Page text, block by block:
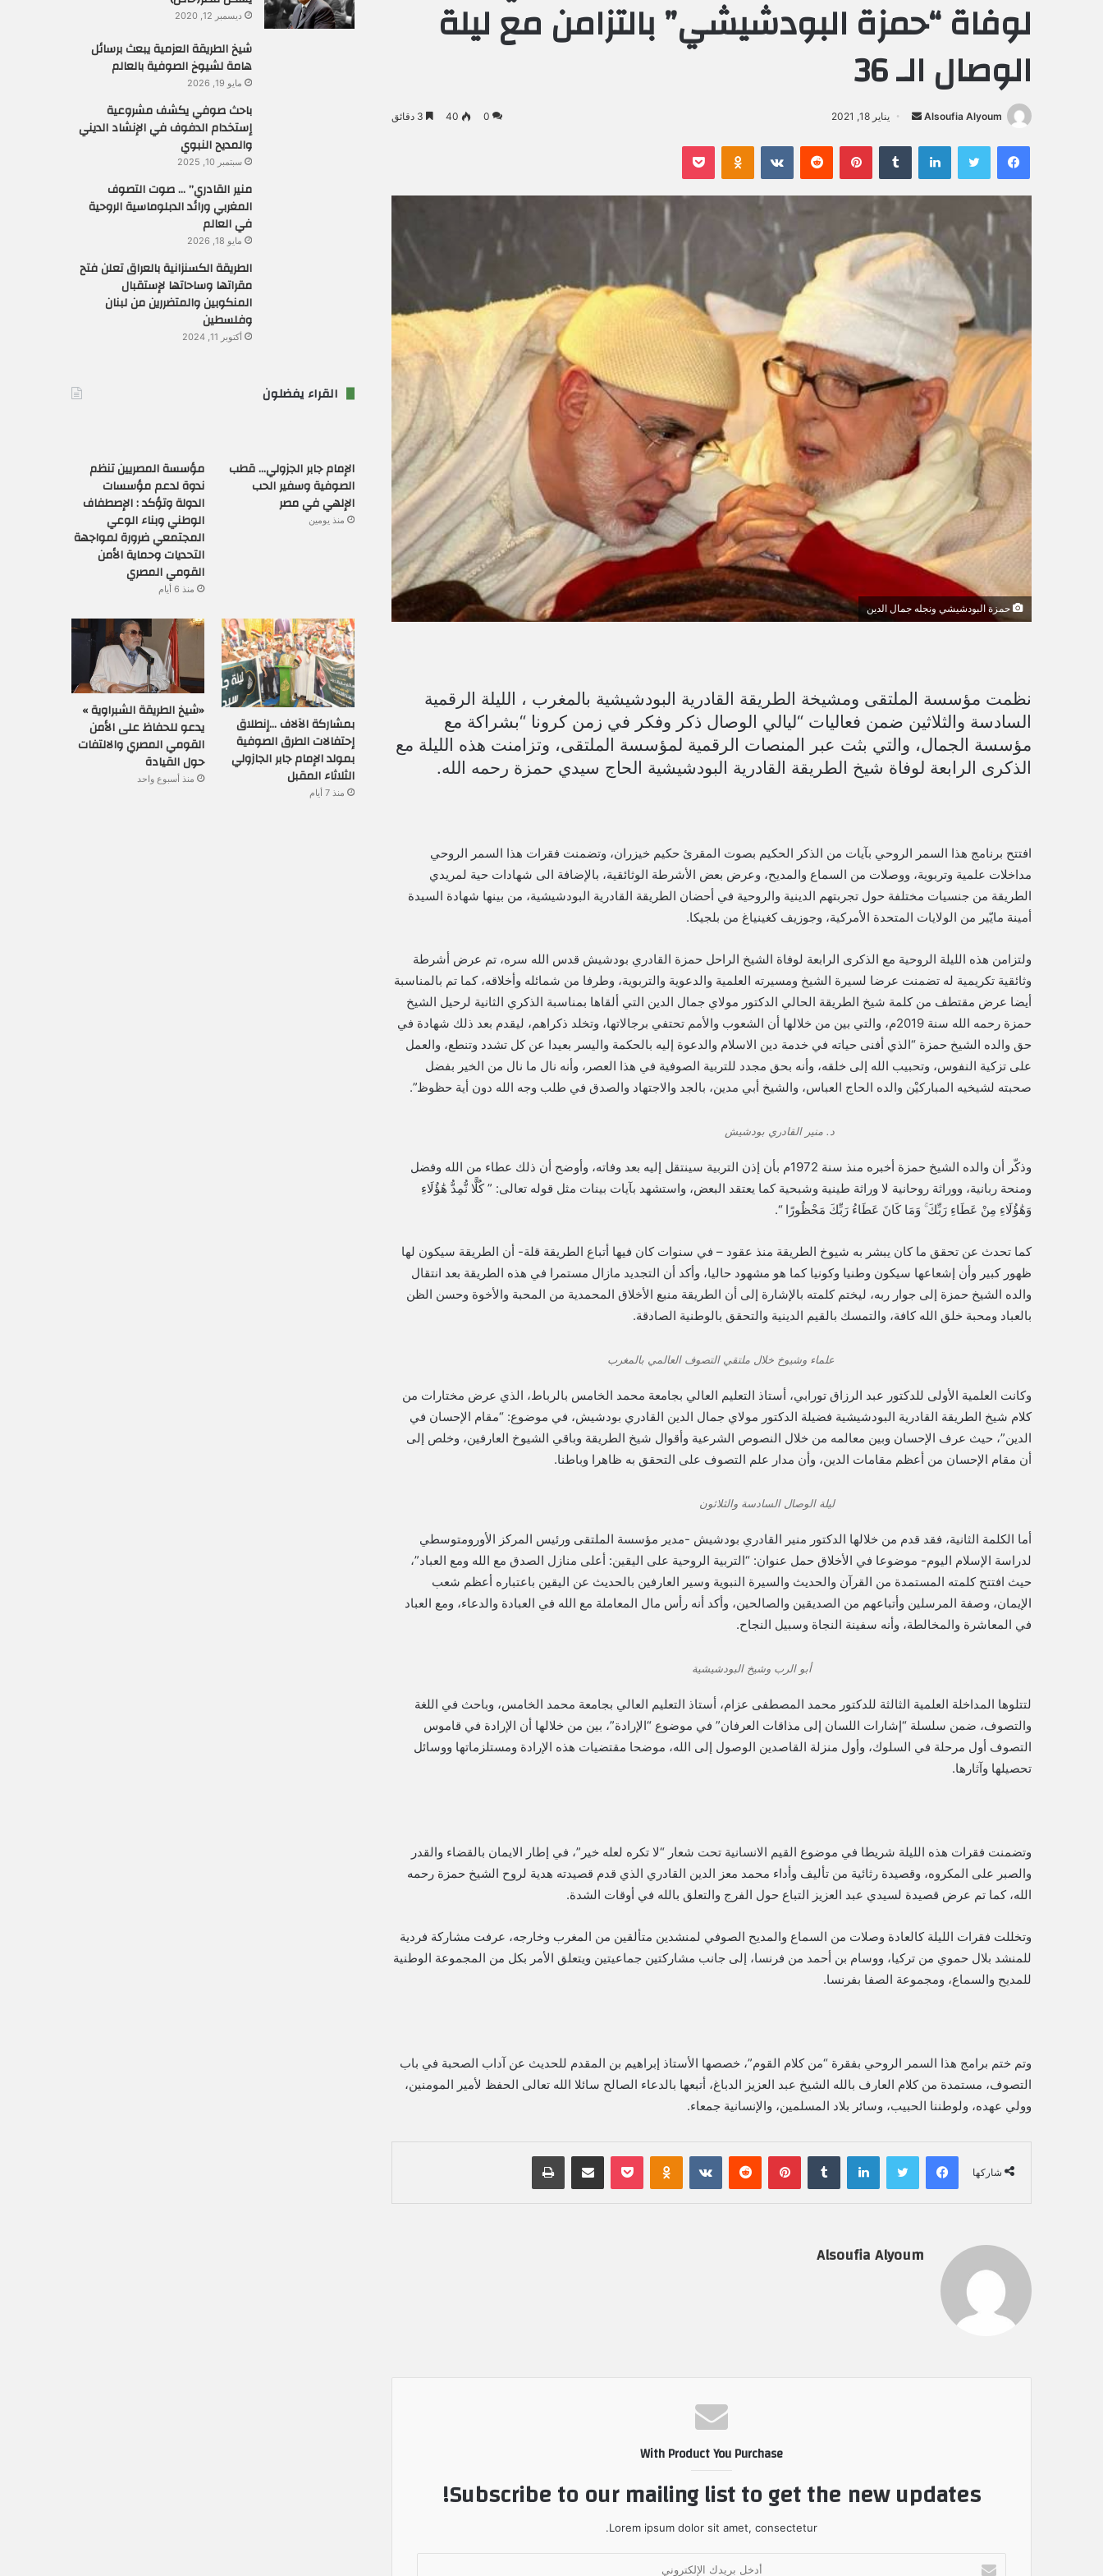
لوفاة “حمزة البودشيشي” بالتزامن مع ليلة
الوصال الـ 36
Alsoufia Alyoum
ل
ب
ي
إ
ك
ر
ا
يناير 18, 2021 0
40
فيسبوك لينكدإن بينتيريست
حمزة البودشيشي ونجله جمال الدين
نظمت مؤسسة الملتقى ومشيخة الطريقة القادرية البودشيشية بالمغرب ، الليلة الرقمية
السادسة والثلاثين ضمن فعاليات “ليالي الوصال ذكر وفكر في زمن كرونا “بشراكة مع
مؤسسة الجمال، والتي بثت عبر المنصات الرقمية لمؤسسة الملتقى، وتزامنت هذه الليلة مع
الذكرى الرابعة لوفاة شيخ الطريقة القادرية البودشيشية الحاج سيدي حمزة رحمه الله.
افتتح برنامج هذا السمر الروحي بآيات من الذكر الحكيم بصوت المقرئ حكيم خيزران، وتضمنت فقرات هذا السمر الروحي
مداخلات علمية وتربوية، ووصلات من السماع والمديح، وعرض بعض الأشرطة الوثائقية، بالإضافة الى شهادات حية لمريدي
الطريقة من جنسيات مختلفة حول تجربتهم الدينية والروحية في أحضان الطريقة القادرية البودشيشية، من بينها شهادة السيدة
أمينة مايّير من الولايات المتحدة الأمركية، وجوزيف كغينياغ من بلجيكا.
ولتزامن هذه الليلة الروحية مع الذكرى الرابعة لوفاة الشيخ الراحل حمزة القادري بودشيش قدس الله سره، تم عرض أشرطة
وثائقية تكريمية له تضمنت عرضا لسيرة الشيخ ومسيرته العلمية والدعوية والتربوية، وطرفا من شمائله وأخلاقه، كما تم بالمناسبة
أيضا عرض مقتطف من كلمة شيخ الطريقة الحالي الدكتور مولاي جمال الدين التي ألقاها بمناسبة الذكري الثانية لرحيل الشيخ
حمزة رحمه الله سنة 2019م، والتي بين من خلالها أن الشعوب والأمم تحتفي برجالاتها، وتخلد ذكراهم، ليقدم بعد ذلك شهادة في
حق والده الشيخ حمزة “الذي أفنى حياته في خدمة دين الاسلام والدعوة إليه بالحكمة واليسر بعيدا عن كل تشدد وتنطع، والعمل
على تزكية النفوس، وتحبيب الله إلى خلقه، وأنه بحق مجدد للتربية الصوفية في هذا العصر، وأنه نال ما نال من الخير بفضل
صحبته لشيخيه المباركيْن والده الحاج العباس، والشيخ أبي مدين، بالجد والاجتهاد والصدق في طلب وجه الله دون أية حظوظ”.
د. منير القادري بودشيش
وذكّر أن والده الشيخ حمزة أخبره منذ سنة 1972م بأن إذن التربية سينتقل إليه بعد وفاته، وأوضح أن ذلك عطاء من الله وفضل
ومنحة ربانية، ووراثة روحانية لا وراثة طينية وشبحية كما يعتقد البعض، واستشهد بآيات بينات مثل قوله تعالى: ” كُلًّا نُّمِدُّ هَٰؤُلَاءِ
وَهَٰؤُلَاءِ مِنْ عَطَاءِ رَبِّكَ ۚ وَمَا كَانَ عَطَاءُ رَبِّكَ مَحْظُورًا “.
كما تحدث عن تحقق ما كان يبشر به شيوخ الطريقة منذ عقود – في سنوات كان فيها أتباع الطريقة قلة- أن الطريقة سيكون لها
ظهور كبير وأن إشعاعها سيكون وطنيا وكونيا كما هو مشهود حاليا، وأكد أن التجديد مازال مستمرا في هذه الطريقة بعد انتقال
والده الشيخ حمزة إلى جوار ربه، ليختم كلمته بالإشارة إلى أن الطريقة منبع الأخلاق المحمدية من المحبة والأخوة وحسن الظن
بالعباد ومحبة خلق الله كافة، والتمسك بالقيم الدينية والتحقق بالوطنية الصادقة.
علماء وشيوخ خلال ملتقي التصوف العالمي بالمغرب
وكانت العلمية الأولى للدكتور عبد الرزاق تورابي، أستاذ التعليم العالي بجامعة محمد الخامس بالرباط، الذي عرض مختارات من
كلام شيخ الطريقة القادرية البودشيشية فضيلة الدكتور مولاي جمال الدين القادري بودشيش، في موضوع: “مقام الإحسان في
الدين”، حيث عرف الإحسان وبين معالمه من خلال النصوص الشرعية وأقوال شيخ الطريقة وباقي الشيوخ العارفين، وخلص إلى
أن مقام الإحسان من أعظم مقامات الدين، وأن مدار علم التصوف على التحقق به ظاهرا وباطنا.
ليلة الوصال السادسة والثلاثون
أما الكلمة الثانية، فقد قدم من خلالها الدكتور منير القادري بودشيش -مدير مؤسسة الملتقى ورئيس المركز الأورومتوسطي
لدراسة الإسلام اليوم- موضوعا في الأخلاق حمل عنوان: “التربية الروحية على اليقين: أعلى منازل الصدق مع الله ومع العباد”،
حيث افتتح كلمته المستمدة من القرآن والحديث والسيرة النبوية وسير العارفين بالحديث عن اليقين باعتباره أعظم شعب
الإيمان، وصفة المرسلين وأتباعهم من الصديقين والصالحين، وأكد أنه رأس مال المعاملة مع الله في العبادة والدعاء، ومع العباد
في المعاشرة والمخالطة، وأنه سفينة النجاة وسبيل النجاح.
أبو الرب وشيخ البودشيشية
لتتلوها المداخلة العلمية الثالثة للدكتور محمد المصطفى عزام، أستاذ التعليم العالي بجامعة محمد الخامس، وباحث في اللغة
والتصوف، ضمن سلسلة “إشارات اللسان إلى مذاقات العرفان” في موضوع “الإرادة”، بين من خلالها أن الإرادة في قاموس
التصوف أول مرحلة في السلوك، وأول منزلة القاصدين الوصول إلى الله، موضحا مقتضيات هذه الإرادة ومستلزماتها ووسائل
تحصيلها وآثارها.
وتضمنت فقرات هذه الليلة شريطا في موضوع القيم الانسانية تحت شعار “لا تكره لعله خير”، في إطار الايمان بالقضاء والقدر
والصبر على المكروه، وقصيدة رثائية من تأليف وأداء محمد معز الدين القادري الذي قدم قصيدته هدية لروح الشيخ حمزة رحمه
الله، كما تم عرض قصيدة لسيدي عبد العزيز التباع حول الفرج والتعلق بالله في أوقات الشدة.
وتخللت فقرات الليلة كالعادة وصلات من السماع والمديح الصوفي لمنشدين متألقين من المغرب وخارجه، عرفت مشاركة فردية
للمنشد بلال حموي من تركيا، ووسام بن أحمد من فرنسا، إلى جانب مشاركتين جماعيتين ويتعلق الأمر بكل من المجموعة الوطنية
للمديح والسماع، ومجموعة الصفا بفرنسا.
وتم ختم برامج هذا السمر الروحي بفقرة “من كلام القوم”، خصصها الأستاذ إبراهيم بن المقدم للحديث عن آداب الصحبة في باب
التصوف، مستمدة من كلام العارف بالله الشيخ عبد العزيز الدباغ، أتبعها بالدعاء الصالح سائلا الله تعالى الحفظ لأمير المومنين،
وولي عهده، ولوطننا الحبيب، وسائر بلاد المسلمين، والإنسانية جمعاء.
شاركها
فيسبوك لينكدإن بينتيريست بوكيت
Alsoufia Alyoum
With Product You Purchase
Subscribe to our mailing list to get the new updates!
Lorem ipsum dolor sit amet, consectetur.
ديسمبر 12, 2020
شيخ الطريقة العزمية يبعث برسائل
هامة لشيوخ الصوفية بالعالم
مايو 19, 2026
باحث صوفي يكشف مشروعية
إستخدام الدفوف في الإنشاد الديني
والمديح النبوي
سبتمبر 10, 2025
منير القادري” … صوت التصوف
المغربي ورائد الدبلوماسية الروحية
في العالم
مايو 18, 2026
الطريقة الكسنزانية بالعراق تعلن فتح
مقراتها وساحاتها لإستقبال
المنكوبين والمتضررين من لبنان
وفلسطين
أكتوبر 11, 2024
القراء يفضلون
الإمام جابر الجزولي… قطب
الصوفية وسفير الحب
الإلهي في مصر
منذ يومين
مؤسسة المصريين تنظم
ندوة لدعم مؤسسات
الدولة وتؤكد : الإصطفاف
الوطني وبناء الوعي
المجتمعي ضرورة لمواجهة
التحديات وحماية الأمن
القومي المصري
منذ 6 أيام
بمشاركة الآلاف …إنطلاق
إحتفالات الطرق الصوفية
بمولد الإمام جابر الجازولي
الثلاثاء المقبل
منذ 7 أيام
«شيخ الطريقة الشبراوية »
يدعو للحفاظ على الأمن
القومي المصري والالتفات
حول القيادة
منذ أسبوع واحد